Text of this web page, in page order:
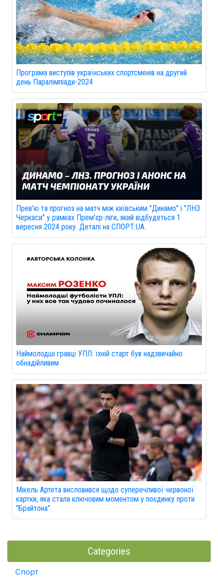
Програма виступів українських спортсменів на другий
день Паралімпіади-2024
Прев'ю та прогноз на матч між київським "Динамо" і "ЛНЗ
Черкаси" у рамках Прем'єр-ліги, який відбудеться 1
вересня 2024 року. Деталі на СПОРТ.UA.
Наймолодші гравці УПЛ: їхній старт був надзвичайно
обнадійливим
Мікель Артета висловився щодо суперечливої червоної
картки, яка стала ключовим моментом у поєдинку проти
"Брайтона".
Categories
Спорт